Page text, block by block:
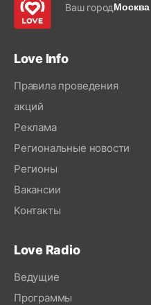
Ваш городМосква
Love Info
Правила проведения
акций
Реклама
Региональные новости
Регионы
Вакансии
Контакты
Love Radio
Ведущие
Программы